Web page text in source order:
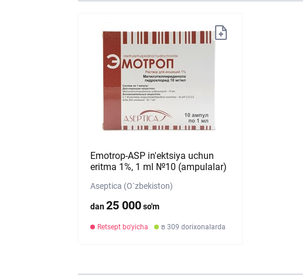
Emotrop-ASP in'ektsiya uchun
eritma 1%, 1 ml №10 (ampulalar)
Aseptica (O`zbekiston)
dan25 000so'm
Retsept bo'yicha в 309 dorixonalarda